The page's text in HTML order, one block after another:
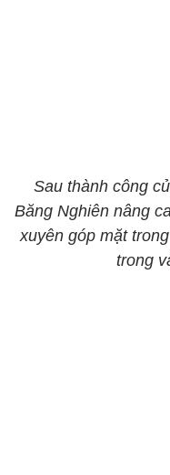
Sau thành công
Băng Nghiên nâng
xuyên góp mặt
trong